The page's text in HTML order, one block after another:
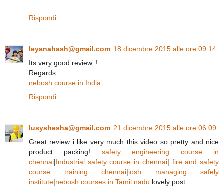
Rispondi
leyanahash@gmail.com 18 dicembre 2015 alle ore 09:14
Its very good review..!
Regards
nebosh course in India
Rispondi
lusyshesha@gmail.com 21 dicembre 2015 alle ore 06:09
Great review i like very much this video so pretty and nice
product packing! safety engineering course in
chennai|Industrial safety course in chennai| fire and safety
course training chennai|iosh managing safely
institute|nebosh courses in Tamil nadu lovely post.